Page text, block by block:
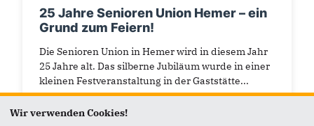
25 Jahre Senioren Union Hemer – ein
Grund zum Feiern!
Die Senioren Union in Hemer wird in diesem Jahr
25 Jahre alt. Das silberne Jubiläum wurde in einer
kleinen Festveranstaltung in der Gaststätte...
Wir verwenden Cookies!